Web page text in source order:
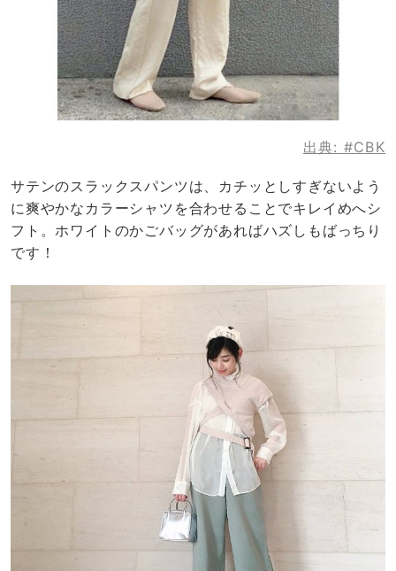
出典: #CBK
サテンのスラックスパンツは、カチッとしすぎないよう
に爽やかなカラーシャツを合わせることでキレイめへシ
フト。ホワイトのかごバッグがあればハズしもばっちり
です！